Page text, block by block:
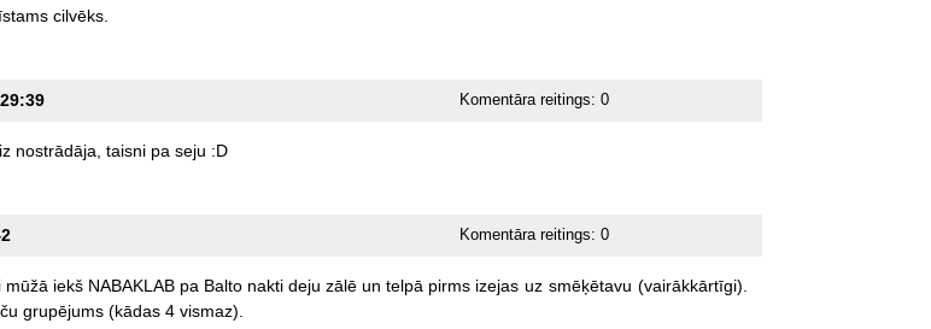
cilvēks.
Komentāra reitings:0
nostrādāja, taisni pa seju :D
Komentāra reitings:0
mūžā iekš NABAKLAB pa Balto nakti deju zālē un telpā pirms izejas uz smēķētavu (vairākkārtīgi).
grupējums (kādas 4 vismaz).